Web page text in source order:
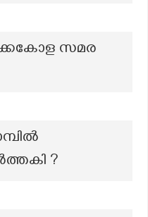
സമര
?